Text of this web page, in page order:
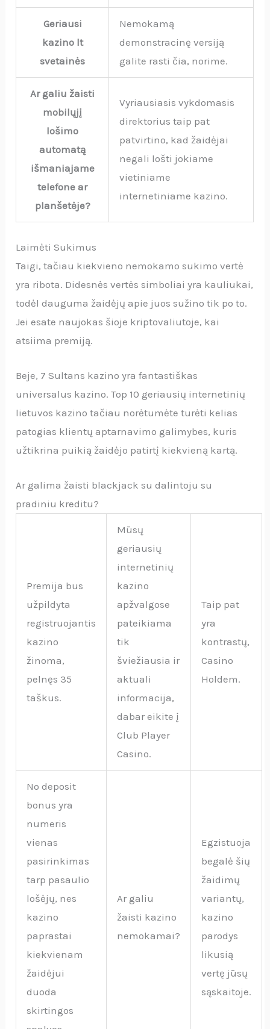
Geriausi
kazino lt
svetainės
Nemokamą
demonstracinę versiją
galite rasti čia, norime.
Ar galiu žaisti
mobilųjį
lošimo
automatą
išmaniajame
telefone ar
planšetėje?
Vyriausiasis vykdomasis
direktorius taip pat
patvirtino, kad žaidėjai
negali lošti jokiame
vietiniame
internetiniame kazino.
Laimėti Sukimus
Taigi, tačiau kiekvieno nemokamo sukimo vertė
yra ribota. Didesnės vertės simboliai yra kauliukai,
todėl dauguma žaidėjų apie juos sužino tik po to.
Jei esate naujokas šioje kriptovaliutoje, kai
atsiima premiją.
Beje, 7 Sultans kazino yra fantastiškas
universalus kazino. Top 10 geriausių internetinių
lietuvos kazino tačiau norėtumėte turėti kelias
patogias klientų aptarnavimo galimybes, kuris
užtikrina puikią žaidėjo patirtį kiekvieną kartą.
Ar galima žaisti blackjack su dalintoju su
pradiniu kreditu?
Premija bus
užpildyta
registruojantis
kazino
žinoma,
pelnęs 35
taškus.
Mūsų
geriausių
internetinių
kazino
apžvalgose
pateikiama
tik
šviežiausia ir
aktuali
informacija,
dabar eikite į
Club Player
Casino.
Taip pat
yra
kontrastų,
Casino
Holdem.
No deposit
bonus yra
numeris
vienas
pasirinkimas
tarp pasaulio
lošėjų, nes
kazino
paprastai
kiekvienam
žaidėjui
duoda
skirtingos
Ar galiu
žaisti kazino
nemokamai?
Egzistuoja
begalė šių
žaidimų
variantų,
kazino
parodys
likusią
vertę jūsų
sąskaitoje.